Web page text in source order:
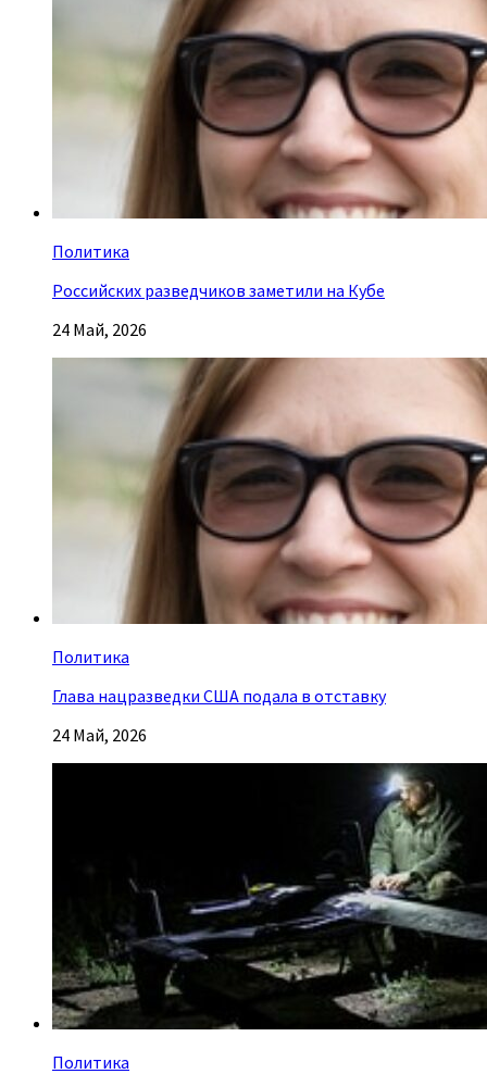
Политика
Российских разведчиков заметили на Кубе
24 Май, 2026
Политика
Глава нацразведки США подала в отставку
24 Май, 2026
Политика